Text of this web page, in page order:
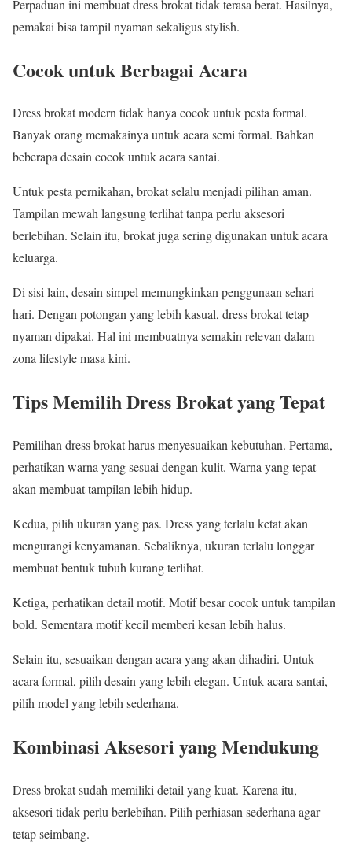
Perpaduan ini membuat dress brokat tidak terasa berat. Hasilnya,
pemakai bisa tampil nyaman sekaligus stylish.
Cocok untuk Berbagai Acara
Dress brokat modern tidak hanya cocok untuk pesta formal.
Banyak orang memakainya untuk acara semi formal. Bahkan
beberapa desain cocok untuk acara santai.
Untuk pesta pernikahan, brokat selalu menjadi pilihan aman.
Tampilan mewah langsung terlihat tanpa perlu aksesori
berlebihan. Selain itu, brokat juga sering digunakan untuk acara
keluarga.
Di sisi lain, desain simpel memungkinkan penggunaan sehari-
hari. Dengan potongan yang lebih kasual, dress brokat tetap
nyaman dipakai. Hal ini membuatnya semakin relevan dalam
zona lifestyle masa kini.
Tips Memilih Dress Brokat yang Tepat
Pemilihan dress brokat harus menyesuaikan kebutuhan. Pertama,
perhatikan warna yang sesuai dengan kulit. Warna yang tepat
akan membuat tampilan lebih hidup.
Kedua, pilih ukuran yang pas. Dress yang terlalu ketat akan
mengurangi kenyamanan. Sebaliknya, ukuran terlalu longgar
membuat bentuk tubuh kurang terlihat.
Ketiga, perhatikan detail motif. Motif besar cocok untuk tampilan
bold. Sementara motif kecil memberi kesan lebih halus.
Selain itu, sesuaikan dengan acara yang akan dihadiri. Untuk
acara formal, pilih desain yang lebih elegan. Untuk acara santai,
pilih model yang lebih sederhana.
Kombinasi Aksesori yang Mendukung
Dress brokat sudah memiliki detail yang kuat. Karena itu,
aksesori tidak perlu berlebihan. Pilih perhiasan sederhana agar
tetap seimbang.